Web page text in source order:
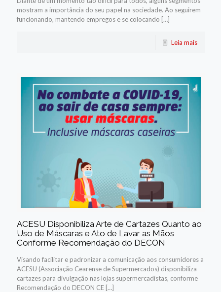
mostram a importância do seu papel na sociedade. Ao seguirem
funcionando, mantendo empregos e se colocando […]
Leia mais
ACESU Disponibiliza Arte de Cartazes Quanto ao
Uso de Máscaras e Ato de Lavar as Mãos
Conforme Recomendação do DECON
Visando facilitar e padronizar a comunicação aos consumidores a
ACESU (Associação Cearense de Supermercados) disponibiliza
cartazes para divulgação nas lojas supermercadistas, conforme
Recomendação do DECON CE […]